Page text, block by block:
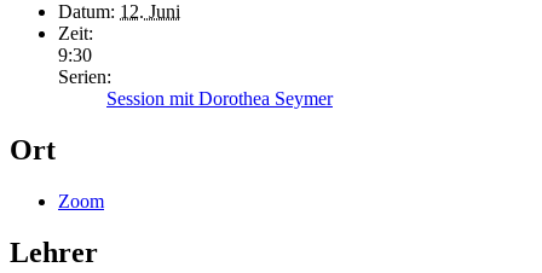
Datum: 12. Juni
Zeit:
9:30
Serien:
Session mit Dorothea Seymer
Ort
Zoom
Lehrer